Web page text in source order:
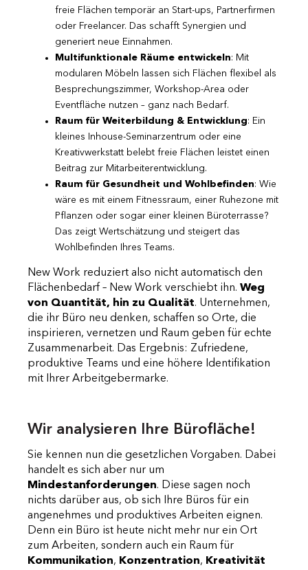
freie Flächen temporär an Start-ups, Partnerfirmen
oder Freelancer. Das schafft Synergien und
generiert neue Einnahmen.
Multifunktionale Räume entwickeln: Mit
modularen Möbeln lassen sich Flächen flexibel als
Besprechungszimmer, Workshop-Area oder
Eventfläche nutzen – ganz nach Bedarf.
Raum für Weiterbildung & Entwicklung: Ein
kleines Inhouse-Seminarzentrum oder eine
Kreativwerkstatt belebt freie Flächen leistet einen
Beitrag zur Mitarbeiterentwicklung.
Raum für Gesundheit und Wohlbefinden: Wie
wäre es mit einem Fitnessraum, einer Ruhezone mit
Pflanzen oder sogar einer kleinen Büroterrasse?
Das zeigt Wertschätzung und steigert das
Wohlbefinden Ihres Teams.
New Work reduziert also nicht automatisch den
Flächenbedarf – New Work verschiebt ihn. Weg
von Quantität, hin zu Qualität. Unternehmen,
die ihr Büro neu denken, schaffen so Orte, die
inspirieren, vernetzen und Raum geben für echte
Zusammenarbeit. Das Ergebnis: Zufriedene,
produktive Teams und eine höhere Identifikation
mit Ihrer Arbeitgebermarke.
Wir analysieren Ihre Bürofläche!
Sie kennen nun die gesetzlichen Vorgaben. Dabei
handelt es sich aber nur um
Mindestanforderungen. Diese sagen noch
nichts darüber aus, ob sich Ihre Büros für ein
angenehmes und produktives Arbeiten eignen.
Denn ein Büro ist heute nicht mehr nur ein Ort
zum Arbeiten, sondern auch ein Raum für
Kommunikation, Konzentration, Kreativität